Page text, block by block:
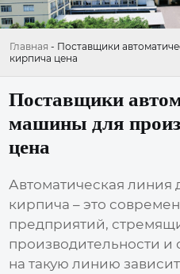
Главная - Поставщики
кирпича цена
Поставщики
машины для
цена
Автоматическая линия
кирпича – это
предприятий,
производительности
на такую линию